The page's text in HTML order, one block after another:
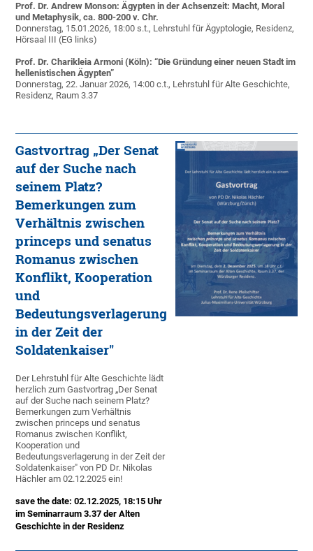
Prof. Dr. Andrew Monson: Ägypten in der Achsenzeit: Macht, Moral
und Metaphysik, ca. 800-200 v. Chr.
Donnerstag, 15.01.2026, 18:00 s.t., Lehrstuhl für Ägyptologie, Residenz,
Hörsaal III (EG links)
Prof. Dr. Charikleia Armoni (Köln): “Die Gründung einer neuen Stadt im
hellenistischen Ägypten”
Donnerstag, 22. Januar 2026, 14:00 c.t., Lehrstuhl für Alte Geschichte,
Residenz, Raum 3.37
Gastvortrag „Der Senat
auf der Suche nach
seinem Platz?
Bemerkungen zum
Verhältnis zwischen
princeps und senatus
Romanus zwischen
Konflikt, Kooperation
und
Bedeutungsverlagerung
in der Zeit der
Soldatenkaiser"
Der Lehrstuhl für Alte Geschichte lädt
herzlich zum Gastvortrag „Der Senat
auf der Suche nach seinem Platz?
Bemerkungen zum Verhältnis
zwischen princeps und senatus
Romanus zwischen Konflikt,
Kooperation und
Bedeutungsverlagerung in der Zeit der
Soldatenkaiser" von PD Dr. Nikolas
Hächler am 02.12.2025 ein!
save the date: 02.12.2025, 18:15 Uhr
im Seminarraum 3.37 der Alten
Geschichte in der Residenz